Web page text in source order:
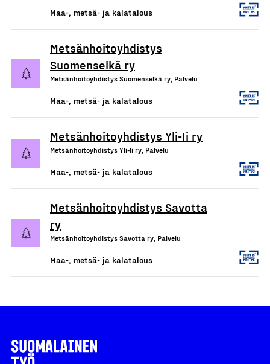
Maa-, metsä- ja kalatalous
Metsänhoitoyhdistys
Suomenselkä ry
Metsänhoitoyhdistys Suomenselkä ry, Palvelu
Maa-, metsä- ja kalatalous
Metsänhoitoyhdistys Yli-Ii ry
Metsänhoitoyhdistys Yli-Ii ry, Palvelu
Maa-, metsä- ja kalatalous
Metsänhoitoyhdistys Savotta
ry
Metsänhoitoyhdistys Savotta ry, Palvelu
Maa-, metsä- ja kalatalous